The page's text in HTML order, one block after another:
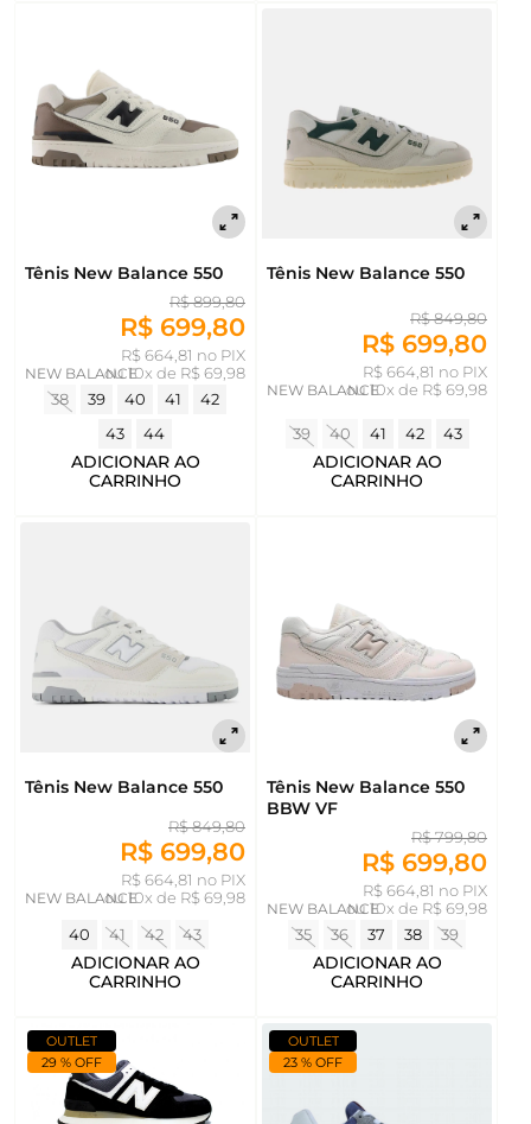
Tênis New Balance 550
R$ 899,80
R$ 699,80
R$ 664,81 no PIX
ou10x de R$ 69,98
NEW BALANCE
38
39 40 41
42
43
44
ADICIONAR AO
CARRINHO
Tênis New Balance 550
R$ 849,80
R$ 699,80
R$ 664,81 no PIX
ou10x de R$ 69,98
NEW BALANCE
39 40 41 42 43
ADICIONAR AO
CARRINHO
Tênis New Balance 550
R$ 849,80
R$ 699,80
R$ 664,81 no PIX
ou10x de R$ 69,98
NEW BALANCE
40 41 42 43
ADICIONAR AO
CARRINHO
Tênis New Balance 550
BBW VF
R$ 799,80
R$ 699,80
R$ 664,81 no PIX
ou10x de R$ 69,98
NEW BALANCE
35
36 37 38 39
ADICIONAR AO
CARRINHO
OUTLET
29 % OFF
OUTLET
23 % OFF